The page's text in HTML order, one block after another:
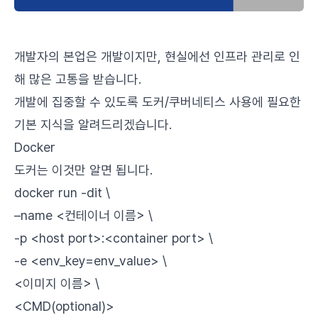
개발자의 본업은 개발이지만, 현실에선 인프라 관리로 인
해 많은 고통을 받습니다.
개발에 집중할 수 있도록 도커/쿠버네티스 사용에 필요한
기본 지식을 알려드리겠습니다.
Docker
도커는 이것만 알면 됩니다.
docker run -dit \
–name <컨테이너 이름> \
-p <host port>:<container port> \
-e <env_key=env_value> \
<이미지 이름> \
<CMD(optional)>